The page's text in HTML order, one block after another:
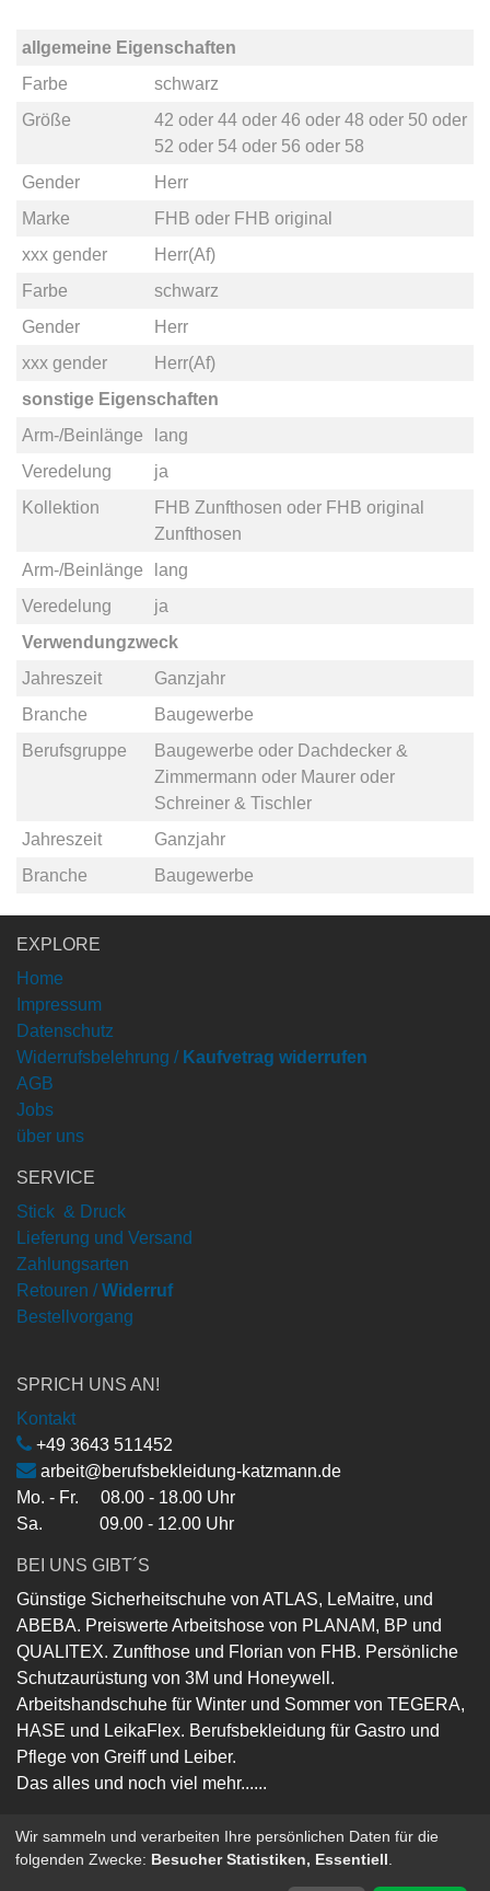
allgemeine Eigenschaften
Farbe
schwarz
Größe
42 oder 44oder 46 oder 48 oder 50oder
52 oder 54oder 56 oder 58
Gender
Herr
Marke
FHB oder FHB original
xxx gender
Herr(Af)
Farbe
schwarz
Gender
Herr
xxx gender
Herr(Af)
sonstige Eigenschaften
Arm-/Beinlänge
lang
Veredelung
ja
Kollektion
FHB Zunfthosen oder FHB original
Zunfthosen
Arm-/Beinlänge
lang
Veredelung
ja
Verwendungzweck
Jahreszeit
Ganzjahr
Branche
Baugewerbe
Berufsgruppe
Baugewerbe oder Dachdecker &
Zimmermann oder Maureroder
Schreiner & Tischler
Jahreszeit
Ganzjahr
Branche
Baugewerbe
EXPLORE
Home
Impressum
Datenschutz
Widerrufsbelehrung / Kaufvetrag widerrufen
AGB
Jobs
über uns
SERVICE
Stick & Druck
Lieferung und Versand
Zahlungsarten
Retouren / Widerruf
Bestellvorgang
SPRICH UNS AN!
Kontakt
+49 3643 511452
arbeit@berufsbekleidung-katzmann.de
Mo. - Fr. 08.00 - 18.00 Uhr
Sa. 09.00 - 12.00 Uhr
BEI UNS GIBT´S
Günstige Sicherheitschuhe von ATLAS, LeMaitre, und
ABEBA. Preiswerte Arbeitshose von PLANAM, BP und
QUALITEX. Zunfthose und Florian von FHB. Persönliche
Schutzaurüstung von 3M und Honeywell.
Arbeitshandschuhe für Winter und Sommer von TEGERA,
HASE und LeikaFlex. Berufsbekleidung für Gastro und
Pflege von Greiff und Leiber.
Das alles und noch viel mehr......
Copyright © Berufsbekleidung-Katzmann-GmbH
Wir sammeln und verarbeiten Ihre persönlichen Daten für die
folgenden Zwecke: Besucher Statistiken, Essentiell